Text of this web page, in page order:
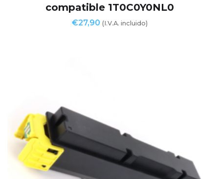
compatible 1T0C0Y0NL0
€27,90 (I.V.A. incluido)